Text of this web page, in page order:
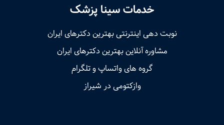
خدمات سینا پزشک
نوبت‌ دهی اینترنتی بهترین دکترهای ایران
مشاوره آنلاین بهترین دکترهای ایران
گروه های واتساپ و تلگرام
وازکتومی در شیراز